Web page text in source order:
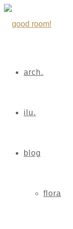
arch.
ilu.
blog
flora